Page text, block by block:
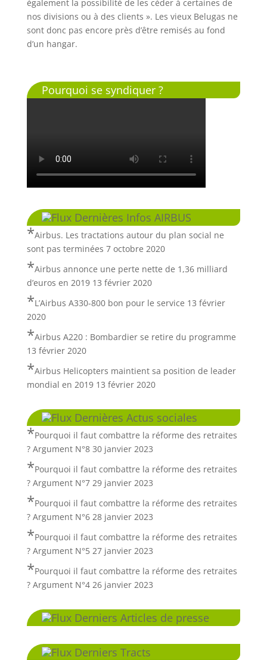
également la possibilité de les céder à certaines de
nos divisions ou à des clients ». Les vieux Belugas ne
sont donc pas encore près d’être remisés au fond
d’un hangar.
Pourquoi se syndiquer ?
Dernières Infos AIRBUS
Airbus. Les tractations autour du plan social ne
sont pas terminées 7 octobre 2020
Airbus annonce une perte nette de 1,36 milliard
d’euros en 2019 13 février 2020
L’Airbus A330-800 bon pour le service 13 février
2020
Airbus A220 : Bombardier se retire du programme
13 février 2020
Airbus Helicopters maintient sa position de leader
mondial en 2019 13 février 2020
Dernières Actus sociales
Pourquoi il faut combattre la réforme des retraites
? Argument N°8 30 janvier 2023
Pourquoi il faut combattre la réforme des retraites
? Argument N°7 29 janvier 2023
Pourquoi il faut combattre la réforme des retraites
? Argument N°6 28 janvier 2023
Pourquoi il faut combattre la réforme des retraites
? Argument N°5 27 janvier 2023
Pourquoi il faut combattre la réforme des retraites
? Argument N°4 26 janvier 2023
Derniers Articles de presse
Derniers Tracts